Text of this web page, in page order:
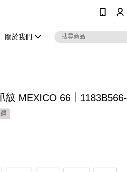
關於我們
紋 MEXICO 66｜